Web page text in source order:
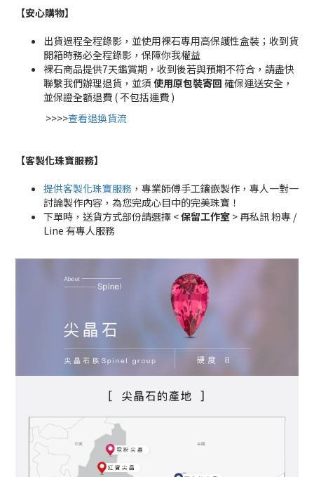
【安心購物】
出貨過程全程錄影，並使用裸石專用高保護性盒裝；收到貨
開箱時務必全程錄影，保障你我權益
裸石商品提供7天鑑賞期，收到後若與預期不符合，請盡快
聯繫我們辦理退貨，並須 使用原包裝寄回 確保運送安全，
並保證全額退費 ( 不包括運費 )
>>>>查看退換貨流
【客製化珠寶服務】
提供客製化珠寶服務 ，專業師傅手工鑲嵌製作，專人一對一
討論製作內容，為您完成心目中的完美珠寶！
下單時，送貨方式部份請選擇 <保留工作室 > 再私訊 粉專 /
Line 有專人服務